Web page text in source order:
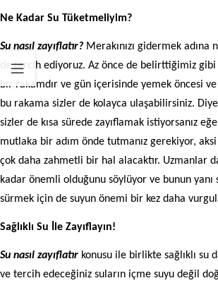
Ne Kadar Su Tüketmeliyim?
Su nasıl zayıflatır? Merakınızı gidermek
de tercih ediyoruz. Az önce de belirttiğimiz gibi
bir rakamdır ve gün içerisinde yemek öncesi
bu rakama sizler de kolayca ulaşabilirsiniz.
sizler de kısa sürede zayıflamak istiyorsanız
mutlaka bir adım önde tutmanız gerekiyor,
çok daha zahmetli bir hal alacaktır. Uzmanlar
kadar önemli olduğunu söylüyor ve bunun yanı
sürmek için de suyun önemi bir kez daha
Sağlıklı Su İle Zayıflayın!
Su nasıl zayıflatır konusu ile birlikte sağlıklı su
ve tercih edeceğiniz suların içme suyu değil